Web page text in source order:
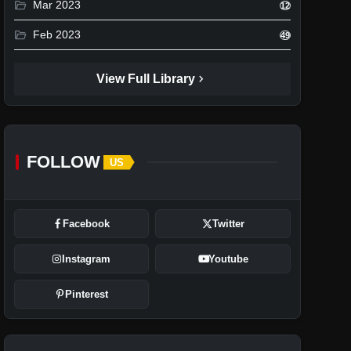
folder_open Mar 2023 12
folder_open Feb 2023 49
View Full Library chevron_right
FOLLOW US
Facebook Twitter
Instagram Youtube
Pinterest